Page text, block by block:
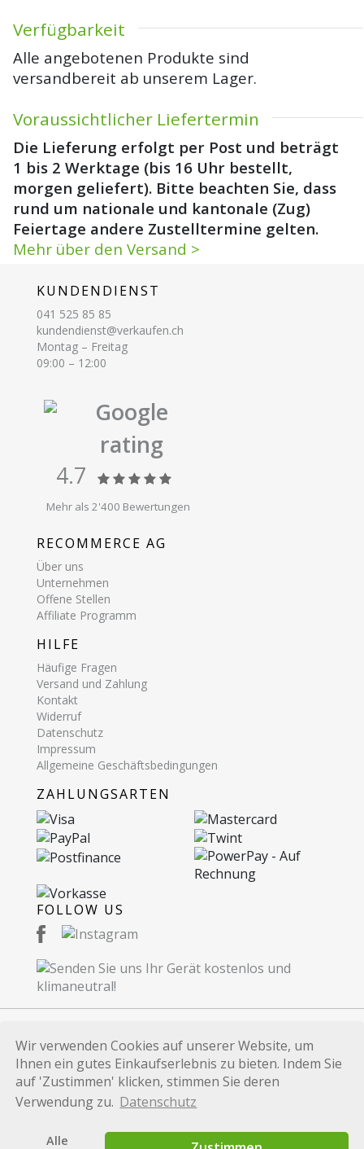
Wir verwenden Cookies auf unserer Website, um
Ihnen ein gutes Einkaufserlebnis zu bieten. Indem Sie
auf 'Zustimmen' klicken, stimmen Sie deren
Verwendung zu. Datenschutz
Alle
Verfügbarkeit
Alle angebotenen Produkte sind
versandbereit ab unserem Lager.
Voraussichtlicher Liefertermin
Die Lieferung erfolgt per Post und beträgt
1 bis 2 Werktage (bis 16 Uhr bestellt,
morgen geliefert). Bitte beachten Sie, dass
rund um nationale und kantonale (Zug)
Feiertage andere Zustelltermine gelten.
Mehr über den Versand >
KUNDENDIENST
041 525 85 85
kundendienst@verkaufen.ch
Montag – Freitag
09:00 – 12:00
Google
rating
4.7
Mehr als 2'400 Bewertungen
RECOMMERCE AG
Über uns
Unternehmen
Offene Stellen
Affiliate Programm
HILFE
Häufige Fragen
Versand und Zahlung
Kontakt
Widerruf
Datenschutz
Impressum
Allgemeine Geschäftsbedingungen
ZAHLUNGSARTEN
FOLLOW US
© 2026 Recommerce AG. Proudly Made in
Switzerland.
Alle auf dieser Website verwendeten Marken und
Identifikationszwecken und sind Marken bzw.